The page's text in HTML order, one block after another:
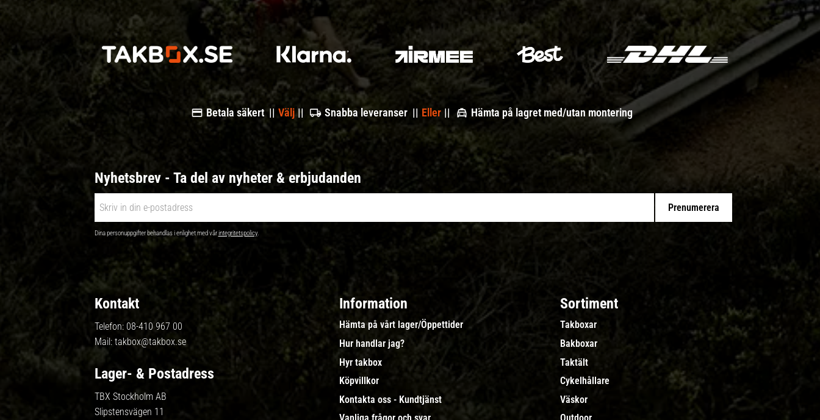
Betala säkert || Välj || Snabba leveranser || Eller || Hämta på lagret med/utan montering
Nyhetsbrev - Ta del av nyheter & erbjudanden
Prenumerera
Dina personuppgifter behandlas i enlighet med vårintegritetspolicy.
Kontakt
Telefon: 08-410 967 00
Mail: takbox@takbox.se
Lager- & Postadress
TBX Stockholm AB
Slipstensvägen 11
Information
Hämta på vårt lager/Öppettider
Hur handlar jag?
Hyr takbox
Köpvillkor
Kontakta oss - Kundtjänst
Sortiment
Takboxar
Bakboxar
Taktält
Cykelhållare
Väskor